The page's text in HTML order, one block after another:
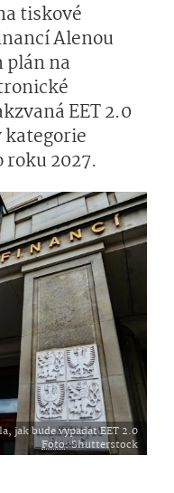
tiskové
Alenou
plán na
EET 2.0
kategorie
2027.
jak bude vypadat EET 2.0
Foto: Shutterstock